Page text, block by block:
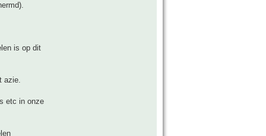
is op dit
azie.
etc in onze